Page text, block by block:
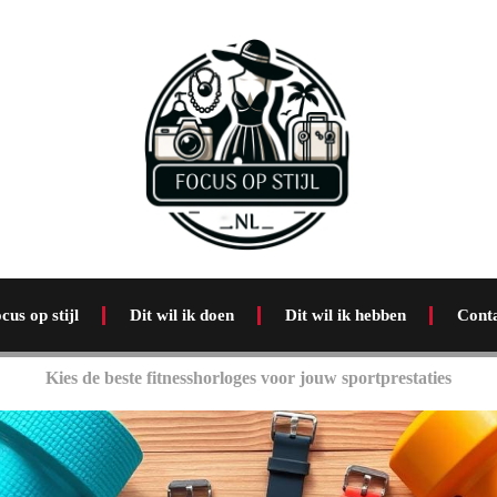
op stijl Dit wil ik doen Dit wil ik hebben
Kies de beste fitnesshorloges voor jouw sportprestaties